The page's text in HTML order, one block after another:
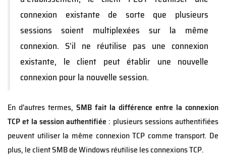
connexion existante de sorte que plusieurs
sessions soient multiplexées sur la même
connexion. S'il ne réutilise pas une connexion
existante, le client peut établir une nouvelle
connexion pour la nouvelle session.
En d'autres termes, SMB fait la différence entre la connexion
TCP et la session authentifiée : plusieurs sessions authentifiées
peuvent utiliser la même connexion TCP comme transport. De
plus, le client SMB de Windows réutilise les connexions TCP.